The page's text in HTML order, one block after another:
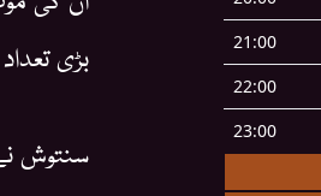
بڑی
21:00
22:00
23:00